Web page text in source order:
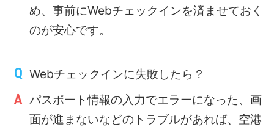
め、事前にWebチェックインを済ませておく
のが安心です。
Webチェックインに失敗したら？
パスポート情報の入力でエラーになった、画
面が進まないなどのトラブルがあれば、空港